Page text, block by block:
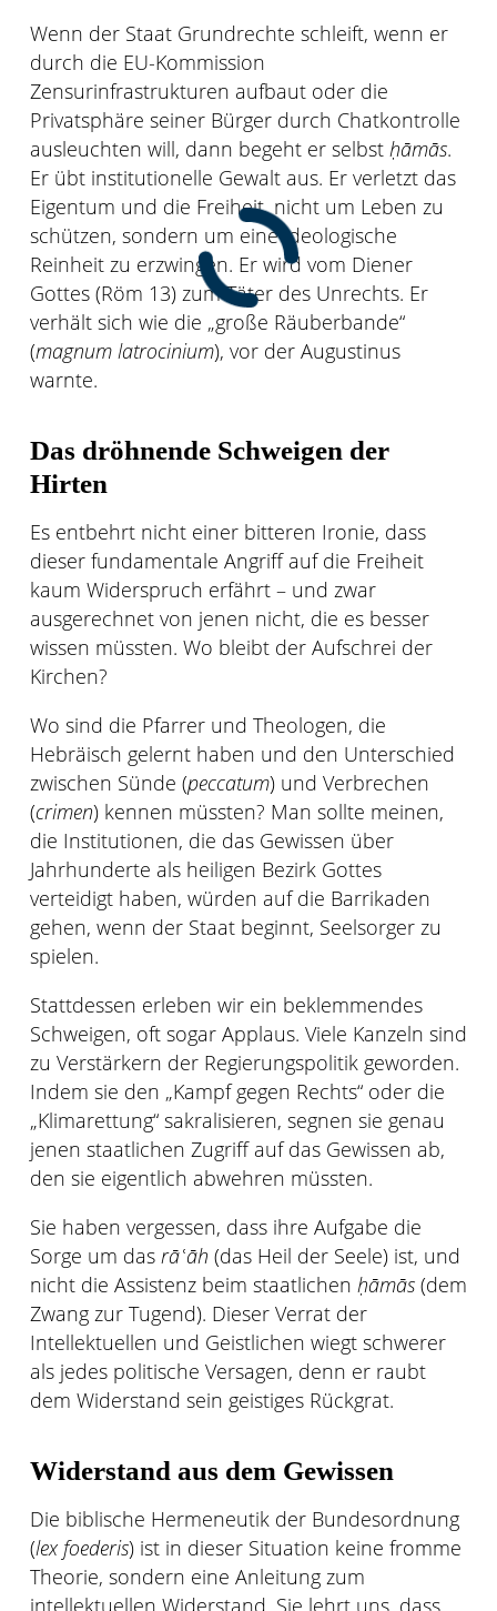
Wenn der Staat Grundrechte schleift, wenn er
durch die EU-Kommission
Zensurinfrastrukturen aufbaut oder die
Privatsphäre seiner Bürger durch Chatkontrolle
ausleuchten will, dann begeht er selbst ḥāmās.
Er übt institutionelle Gewalt aus. Er verletzt das
Eigentum und die Freiheit, nicht um Leben zu
schützen, sondern um eine ideologische
Reinheit zu erzwingen. Er wird vom Diener
Gottes (Röm 13) zum Täter des Unrechts. Er
verhält sich wie die „große Räuberbande“
(magnum latrocinium), vor der Augustinus
warnte.
Das dröhnende Schweigen der
Hirten
Es entbehrt nicht einer bitteren Ironie, dass
dieser fundamentale Angriff auf die Freiheit
kaum Widerspruch erfährt – und zwar
ausgerechnet von jenen nicht, die es besser
wissen müssten. Wo bleibt der Aufschrei der
Kirchen?
Wo sind die Pfarrer und Theologen, die
Hebräisch gelernt haben und den Unterschied
zwischen Sünde (peccatum) und Verbrechen
(crimen) kennen müssten? Man sollte meinen,
die Institutionen, die das Gewissen über
Jahrhunderte als heiligen Bezirk Gottes
verteidigt haben, würden auf die Barrikaden
gehen, wenn der Staat beginnt, Seelsorger zu
spielen.
Stattdessen erleben wir ein beklemmendes
Schweigen, oft sogar Applaus. Viele Kanzeln sind
zu Verstärkern der Regierungspolitik geworden.
Indem sie den „Kampf gegen Rechts“ oder die
„Klimarettung“ sakralisieren, segnen sie genau
jenen staatlichen Zugriff auf das Gewissen ab,
den sie eigentlich abwehren müssten.
Sie haben vergessen, dass ihre Aufgabe die
Sorge um das rāʿāh (das Heil der Seele) ist, und
nicht die Assistenz beim staatlichen ḥāmās (dem
Zwang zur Tugend). Dieser Verrat der
Intellektuellen und Geistlichen wiegt schwerer
als jedes politische Versagen, denn er raubt
dem Widerstand sein geistiges Rückgrat.
Widerstand aus dem Gewissen
Die biblische Hermeneutik der Bundesordnung
(lex foederis) ist in dieser Situation keine fromme
Theorie, sondern eine Anleitung zum